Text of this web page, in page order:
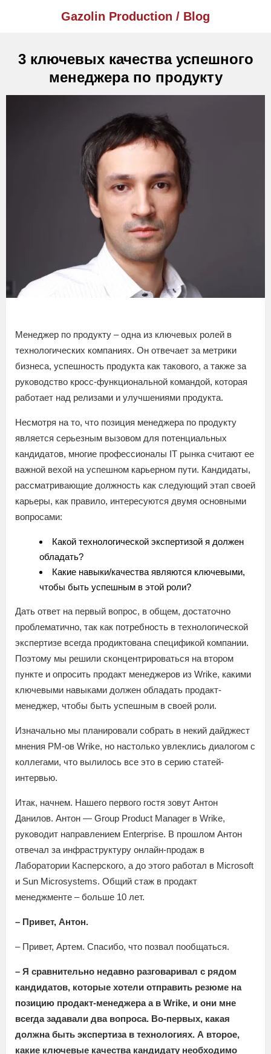
Gazolin Production / Blog
3 ключевых качества успешного
менеджера по продукту
Менеджер по продукту – одна из ключевых ролей в
технологических компаниях. Он отвечает за метрики
бизнеса, успешность продукта как такового, а также за
руководство кросс-функциональной командой, которая
работает над релизами и улучшениями продукта.
Несмотря на то, что позиция менеджера по продукту
является серьезным вызовом для потенциальных
кандидатов, многие профессионалы IT рынка считают ее
важной вехой на успешном карьерном пути. Кандидаты,
рассматривающие должность как следующий этап своей
карьеры, как правило, интересуются двумя основными
вопросами:
Какой технологической экспертизой я должен
обладать?
Какие навыки/качества являются ключевыми,
чтобы быть успешным в этой роли?
Дать ответ на первый вопрос, в общем, достаточно
проблематично, так как потребность в технологической
экспертизе всегда продиктована спецификой компании.
Поэтому мы решили сконцентрироваться на втором
пункте и опросить продакт менеджеров из Wrike, какими
ключевыми навыками должен обладать продакт-
менеджер, чтобы быть успешным в своей роли.
Изначально мы планировали собрать в некий дайджест
мнения PM-ов Wrike, но настолько увлеклись диалогом с
коллегами, что вылилось все это в серию статей-
интервью.
Итак, начнем. Нашего первого гостя зовут Антон
Данилов. Антон — Group Product Manager в Wrike,
руководит направлением Enterprise. В прошлом Антон
отвечал за инфраструктуру онлайн-продаж в
Лаборатории Касперского, а до этого работал в Microsoft
и Sun Microsystems. Общий стаж в продакт
менеджменте – больше 10 лет.
– Привет, Антон.
– Привет, Артем. Спасибо, что позвал пообщаться.
– Я сравнительно недавно разговаривал с рядом
кандидатов, которые хотели отправить резюме на
позицию продакт-менеджера а в Wrike, и они мне
всегда задавали два вопроса. Во-первых, какая
должна быть экспертиза в технологиях. А второе,
какие ключевые качества кандидату необходимо